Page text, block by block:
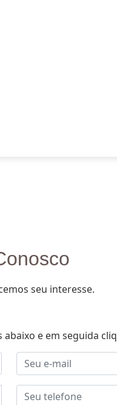
seu interesse.
abaixo e em seguida